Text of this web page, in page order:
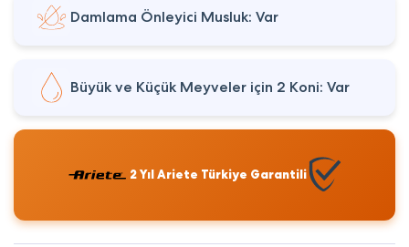
Damlama Önleyici Musluk: Var
Büyük ve Küçük Meyveler için 2 Koni: Var
2 Yıl Ariete Türkiye Garantili